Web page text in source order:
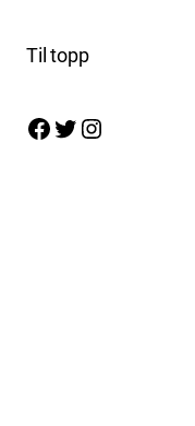
Til topp
Facebook Twitter Instagram